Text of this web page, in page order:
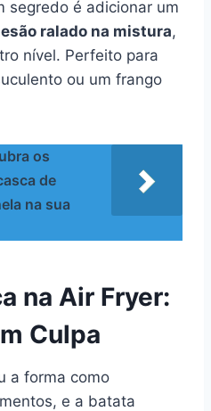
segredo é adicionar um
ralado na mistura,
nível. Perfeito para
ou um frango
os
de
na sua
na Air Fryer:
Culpa
a forma como
e a batata